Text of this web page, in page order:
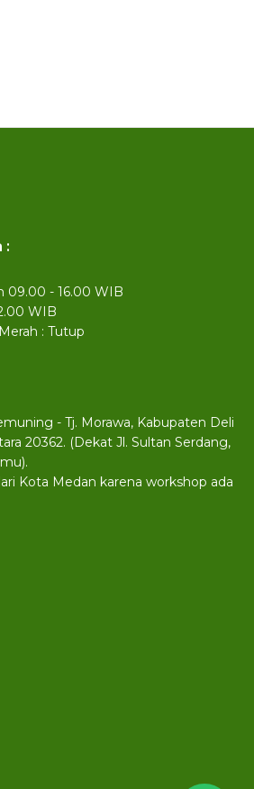
:
09.00 - 16.00 WIB
WIB
: Tutup
- Tj. Morawa, Kabupaten Deli
20362. (Dekat Jl. Sultan Serdang,
Kota Medan karena workshop ada